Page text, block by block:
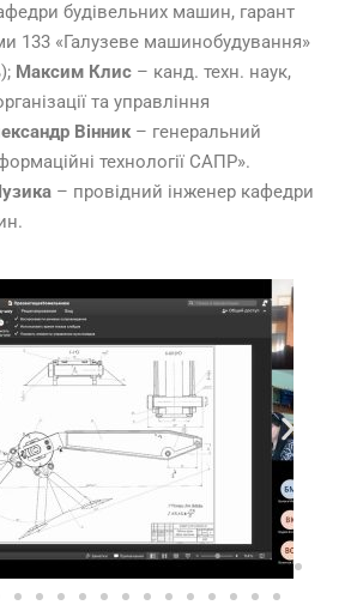
будівельних машин, гарант
133 «Галузеве машинобудування»
Максим Клис – канд. техн. наук,
та управління
Вінник – генеральний
технології САПР».
– провідний інженер кафедри